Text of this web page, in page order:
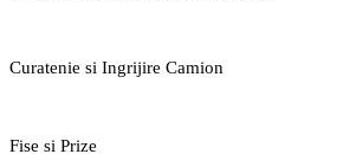
Curatenie si Ingrijire Camion
Fise si Prize